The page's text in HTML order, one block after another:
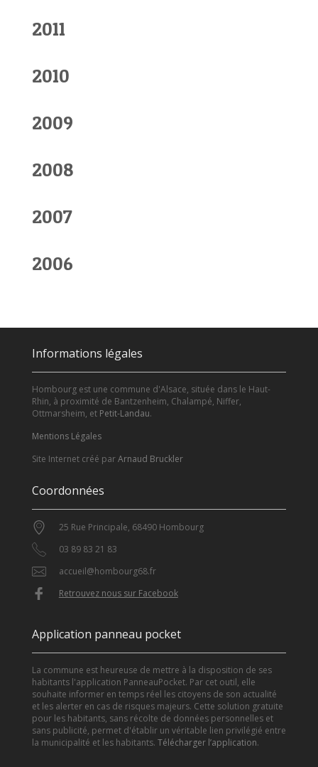
2011
2010
2009
2008
2007
2006
Informations légales
Hombourg est une commune d'Alsace, située dans le Haut-
Rhin, à proximité de Bantzenheim, Chalampé, Niffer,
Ottmarsheim, et Petit-Landau.
Mentions Légales
Site Internet créé parArnaud Bruckler
Coordonnées
25 Rue Principale, 68490 Hombourg
03 89 83 21 83
accueil@hombourg68.fr
Retrouvez nous sur Facebook
Application panneau pocket
La commune est heureuse de mettre à la disposition de ses
habitants l'application PanneauPocket. Par cet outil, elle
souhaite informer en temps réel les citoyens de son actualité
et les alerter en cas de risques majeurs. Cette solution gratuite
pour les habitants, sans récolte de données personnelles et
sans publicité, permet d'établir un véritable lien privilégié entre
la municipalité et les habitants. Télécharger l’application.